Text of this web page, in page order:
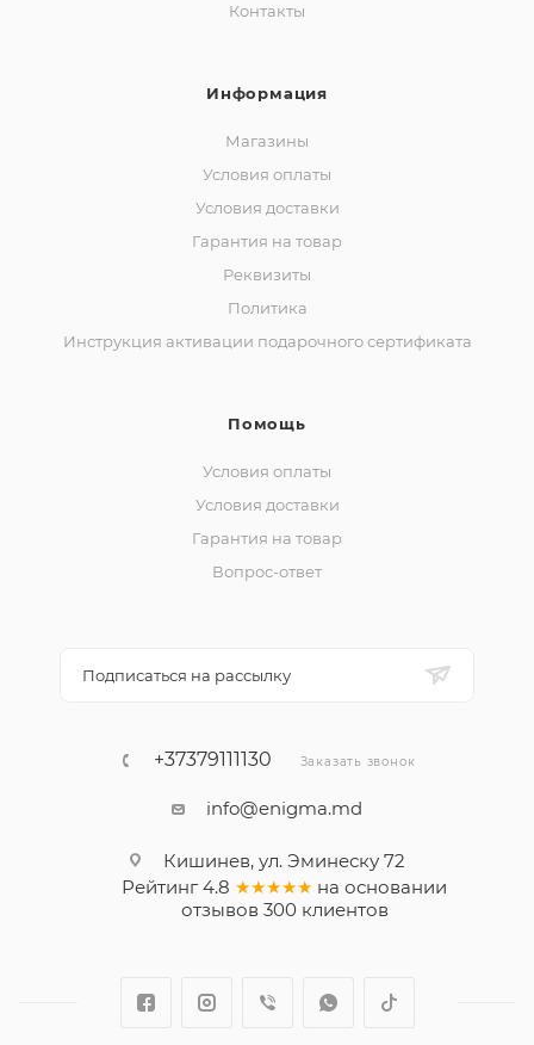
Контакты
Информация
Магазины
Условия оплаты
Условия доставки
Гарантия на товар
Реквизиты
Политика
Инструкция активации подарочного сертификата
Помощь
Условия оплаты
Условия доставки
Гарантия на товар
Вопрос-ответ
Подписаться на рассылку
+37379111130 Заказать звонок
info@enigma.md
Кишинев, ул. Эминеску 72
Рейтинг 4.8 ★★★★★ на основании
отзывов 300клиентов